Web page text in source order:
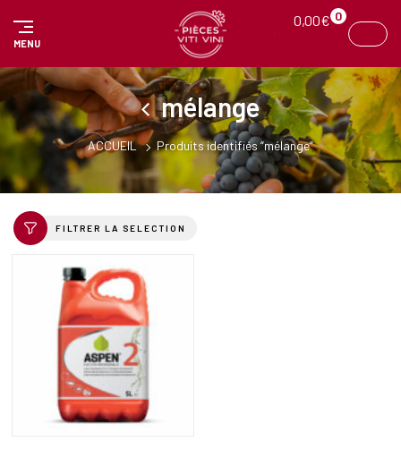
MENU
0,00€ 0
mélange
ACCUEIL Produits identifiés “mélange”
FILTRER LA SELECTION
Panneau de gestion des cookies